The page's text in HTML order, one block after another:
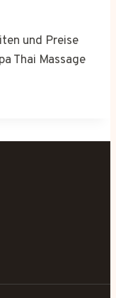
und Preise
Thai Massage